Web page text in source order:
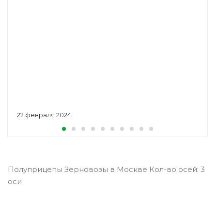
22 февраля 2024
Полуприцепы Зерновозы в Москве Кол-во осей: 3
оси